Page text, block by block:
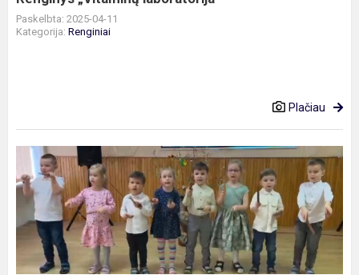
Paskelbta: 2025-04-11
Kategorija: Renginiai
Plačiau
Respublikinis
ikimokyklinio
ir
priešmokyklinio
amžiaus
vaik...